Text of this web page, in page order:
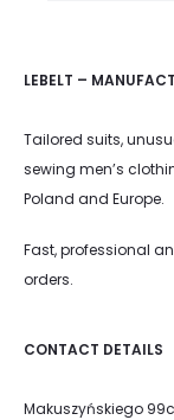
LEBELT –
Tailored suits,
sewing men’s
Poland and Europe.
Fast, professional
orders.
CONTACT DETAILS
Makuszyńskiego 99c